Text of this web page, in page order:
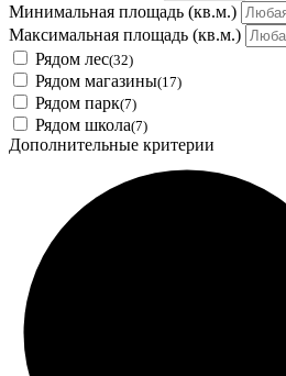
Минимальная площадь (кв.м.)
Максимальная площадь (кв.м.)
Рядом лес(32)
Рядом магазины(17)
Рядом парк(7)
Рядом школа(7)
Дополнительные критерии